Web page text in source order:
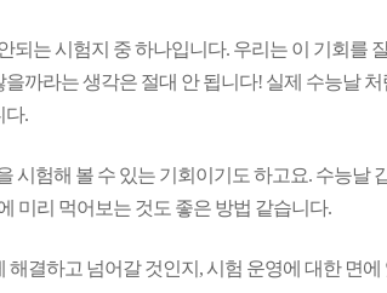
되는 시험지 중 하나입니다. 우리는 이 기회를
까라는 생각은 절대 안 됩니다! 실제 수능날
다.
시험해 볼 수 있는 기회이기도 하고요. 수능날
미리 먹어보는 것도 좋은 방법 같습니다.
해결하고 넘어갈 것인지, 시험 운영에 대한 면